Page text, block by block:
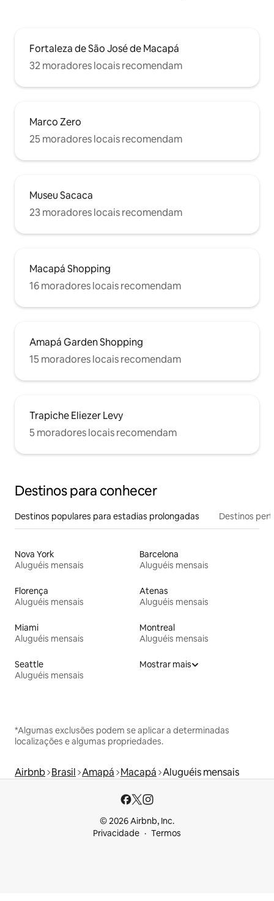
Fortaleza de São José de Macapá
32 moradores locais recomendam
Marco Zero
25 moradores locais recomendam
Museu Sacaca
23 moradores locais recomendam
Macapá Shopping
16 moradores locais recomendam
Amapá Garden Shopping
15 moradores locais recomendam
Trapiche Eliezer Levy
5 moradores locais recomendam
Destinos para conhecer
Destinos populares para estadias prolongadas Destinos
Nova York
Aluguéis mensais
Barcelona
Aluguéis mensais
Florença
Aluguéis mensais
Atenas
Aluguéis mensais
Miami
Aluguéis mensais
Montreal
Aluguéis mensais
Seattle
Aluguéis mensais
Mostrar mais
*Algumas exclusões podem se aplicar a determinadas
localizações e algumas propriedades.
Airbnb Brasil Amapá Macapá Aluguéis mensais
© 2026 Airbnb, Inc.
Privacidade
Termos